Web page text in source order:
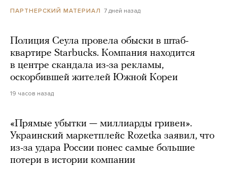
ПАРТНЕРСКИЙ МАТЕРИАЛ 7 дней назад
Полиция Сеула провела обыски в штаб-
квартире Starbucks. Компания находится
в центре скандала из-за рекламы,
оскорбившей жителей Южной Кореи
19 часов назад
«Прямые убытки — миллиарды гривен».
Украинский маркетплейс Rozetka заявил, что
из-за удара России понес самые большие
потери в истории компании